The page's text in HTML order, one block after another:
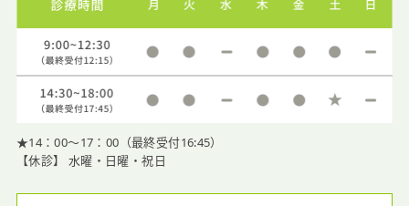
★14：00〜17：00（最終受付16:45）
【休診】 水曜・日曜・祝日